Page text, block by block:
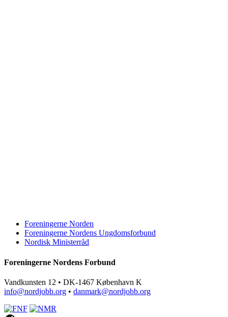
Foreningerne Norden
Foreningerne Nordens Ungdomsforbund
Nordisk Ministerråd
Foreningerne Nordens Forbund
Vandkunsten 12 • DK-1467 København K
info@nordjobb.org • danmark@nordjobb.org